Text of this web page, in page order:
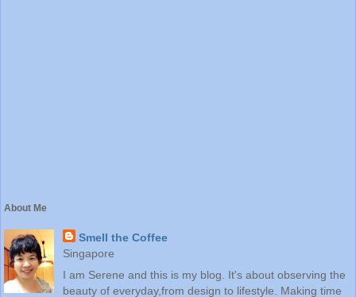
About Me
Smell the Coffee
Singapore
I am Serene and this is my blog. It's about observing the
beauty of everyday,from design to lifestyle. Making time